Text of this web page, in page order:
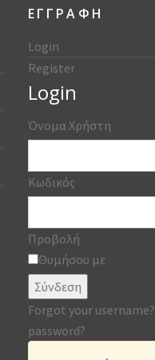
ΕΓΓΡΑΦΗ
Login
Register
Login
Όνομα Χρήστη
Κωδικός
Προβολή
Θυμήσου με
Σύνδεση
Forgot your username?
password?